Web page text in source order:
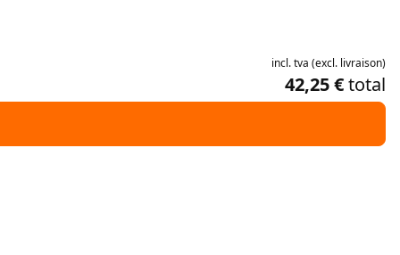
incl.tva (excl. livraison)
42,25 €total